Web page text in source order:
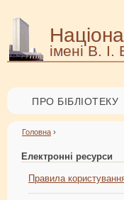
імені В. І.
ПРО БІБЛІОТЕКУ
Головна ›
Електронні ресурси
Правила